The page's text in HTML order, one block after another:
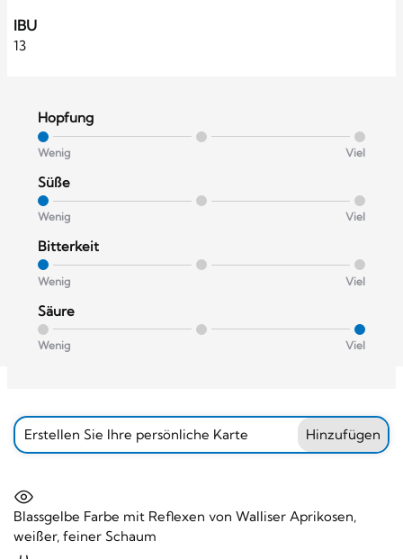
IBU
13
Hopfung
Wenig Viel
Süße
Wenig Viel
Bitterkeit
Wenig Viel
Säure
Wenig Viel
Erstellen Sie Ihre persönliche Karte Hinzufügen
Blassgelbe Farbe mit Reflexen von Walliser Aprikosen,
weißer, feiner Schaum